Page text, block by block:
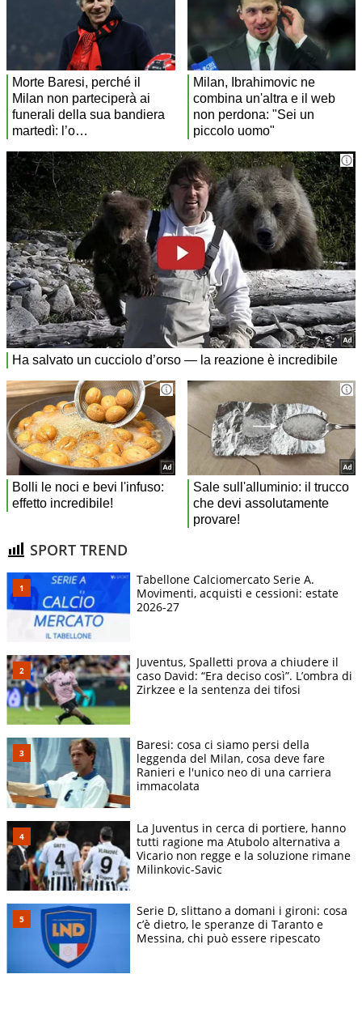
SPORT TREND
Tabellone Calciomercato Serie A.
Movimenti, acquisti e cessioni: estate
2026-27
Juventus, Spalletti prova a chiudere il
caso David: “Era deciso così”. L’ombra di
Zirkzee e la sentenza dei tifosi
Baresi: cosa ci siamo persi della
leggenda del Milan, cosa deve fare
Ranieri e l'unico neo di una carriera
immacolata
La Juventus in cerca di portiere, hanno
tutti ragione ma Atubolo alternativa a
Vicario non regge e la soluzione rimane
Milinkovic-Savic
Serie D, slittano a domani i gironi: cosa
c’è dietro, le speranze di Taranto e
Messina, chi può essere ripescato